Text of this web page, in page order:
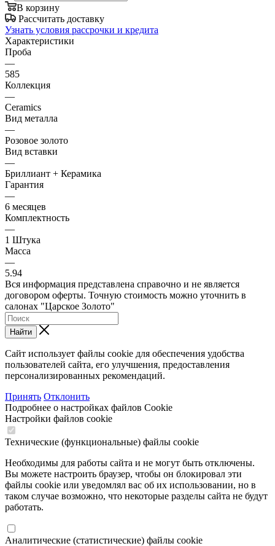
В корзину
Рассчитать доставку
Узнать условия рассрочки и кредита
Характеристики
Проба
—
585
Коллекция
—
Ceramics
Вид металла
—
Розовое золото
Вид вставки
—
Бриллиант + Керамика
Гарантия
—
6 месяцев
Комплектность
—
1 Штука
Масса
—
5.94
Вся информация представлена справочно и не является
договором оферты. Точную стоимость можно уточнить в
салонах "Царское Золото"
Найти
Сайт использует файлы cookie для обеспечения удобства
пользователей сайта, его улучшения, предоставления
персонализированных рекомендаций.
Принять Отклонить
Подробнее о настройках файлов Cookie
Настройки файлов cookie
Технические (функциональные) файлы cookie
Необходимы для работы сайта и не могут быть отключены.
Вы можете настроить браузер, чтобы он блокировал эти
файлы cookie или уведомлял вас об их использовании, но в
таком случае возможно, что некоторые разделы сайта не будут
работать.
Аналитические (статистические) файлы cookie